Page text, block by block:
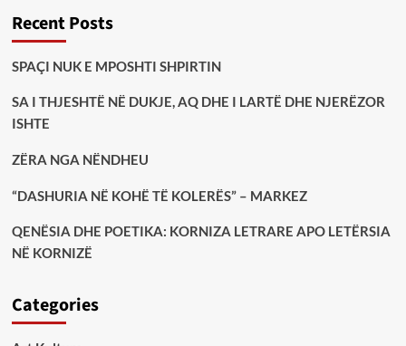
Recent Posts
SPAÇI NUK E MPOSHTI SHPIRTIN
SA I THJESHTË NË DUKJE, AQ DHE I LARTË DHE NJERËZOR
ISHTE
ZËRA NGA NËNDHEU
“DASHURIA NË KOHË TË KOLERËS” – MARKEZ
QENËSIA DHE POETIKA: KORNIZA LETRARE APO LETËRSIA
NË KORNIZË
Categories